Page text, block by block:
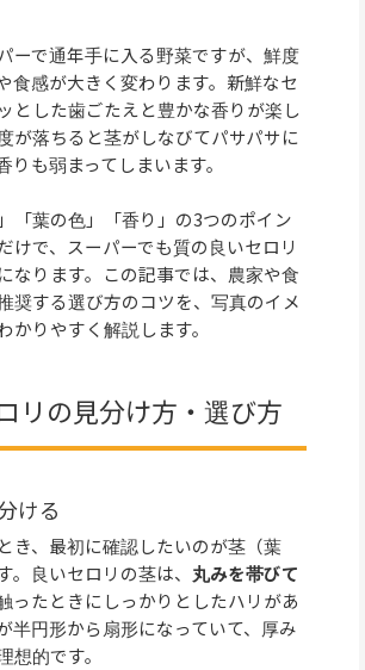
ーで通年手に入る野菜ですが、鮮度
食感が大きく変わります。新鮮なセ
とした歯ごたえと豊かな香りが楽し
が落ちると茎がしなびてパサパサに
りも弱まってしまいます。
「葉の色」「香り」の3つのポイン
けで、スーパーでも質の良いセロリ
なります。この記事では、農家や食
奨する選び方のコツを、写真のイメ
かりやすく解説します。
リの見分け方・選び方
ける
き、最初に確認したいのが茎（葉
。良いセロリの茎は、 丸みを帯びて
ったときにしっかりとしたハリがあ
半円形から扇形になっていて、厚み
想的です。